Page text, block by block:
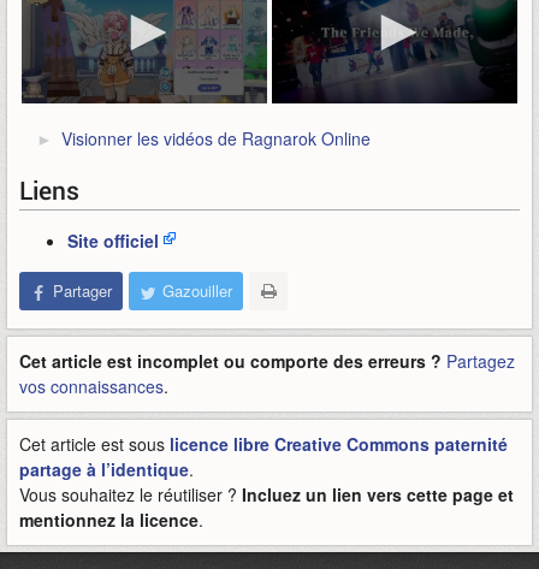
Visionner les vidéos de Ragnarok Online
Liens
Site officiel
Partager Gazouiller
Cet article est incomplet ou comporte des erreurs ? Partagez
vos connaissances.
Cet article est sous licence libre Creative Commons paternité
partage à l’identique.
Vous souhaitez le réutiliser ? Incluez un lien vers cette page et
mentionnez la licence.